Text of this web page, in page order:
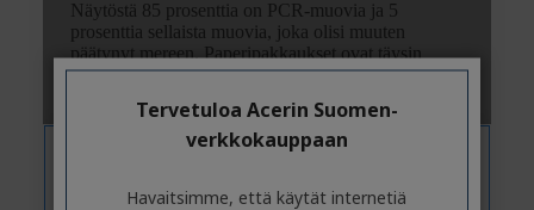
Tervetuloa Acerin Suomen-
verkkokauppaan
Havaitsimme, että käytät internetiä